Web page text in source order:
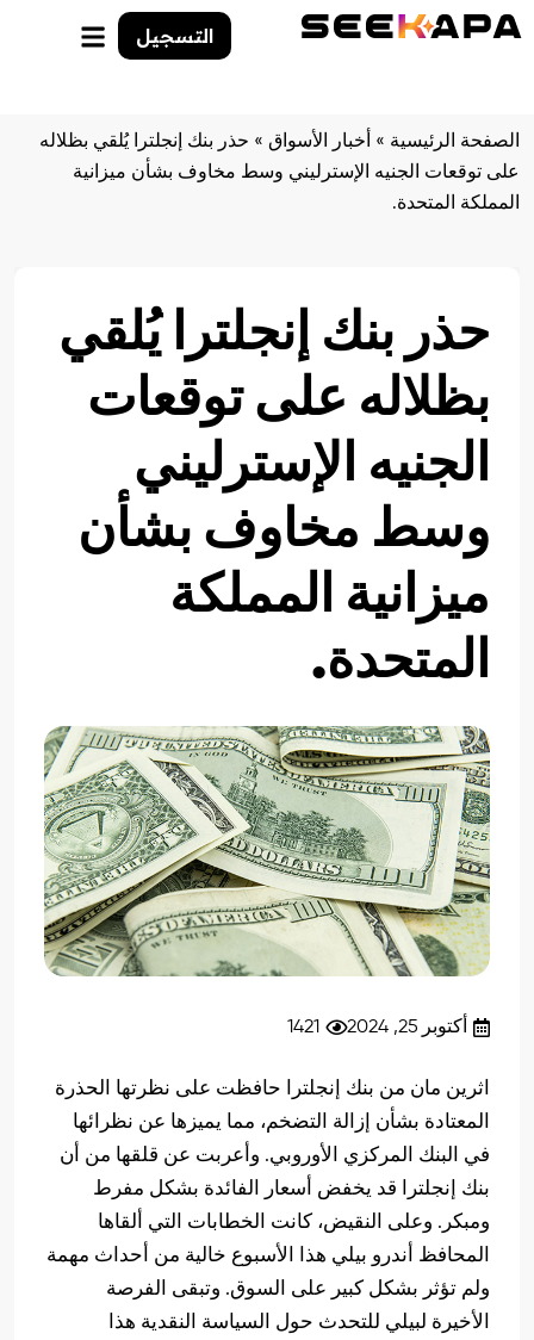
التسجيل
الصفحة الرئيسية » أخبار الأسواق » حذر بنك إنجلترا يُلقي بظلاله
على توقعات الجنيه الإسترليني وسط مخاوف بشأن ميزانية
المملكة المتحدة.
حذر بنك إنجلترا يُلقي
بظلاله على توقعات
الجنيه الإسترليني
وسط مخاوف بشأن
ميزانية المملكة
المتحدة.
أكتوبر 25, 2024 1421
اثرين مان من بنك إنجلترا حافظت على نظرتها الحذرة
المعتادة بشأن إزالة التضخم، مما يميزها عن نظرائها
في البنك المركزي الأوروبي. وأعربت عن قلقها من أن
بنك إنجلترا قد يخفض أسعار الفائدة بشكل مفرط
ومبكر. وعلى النقيض، كانت الخطابات التي ألقاها
المحافظ أندرو بيلي هذا الأسبوع خالية من أحداث مهمة
ولم تؤثر بشكل كبير على السوق. وتبقى الفرصة
الأخيرة لبيلي للتحدث حول السياسة النقدية هذا